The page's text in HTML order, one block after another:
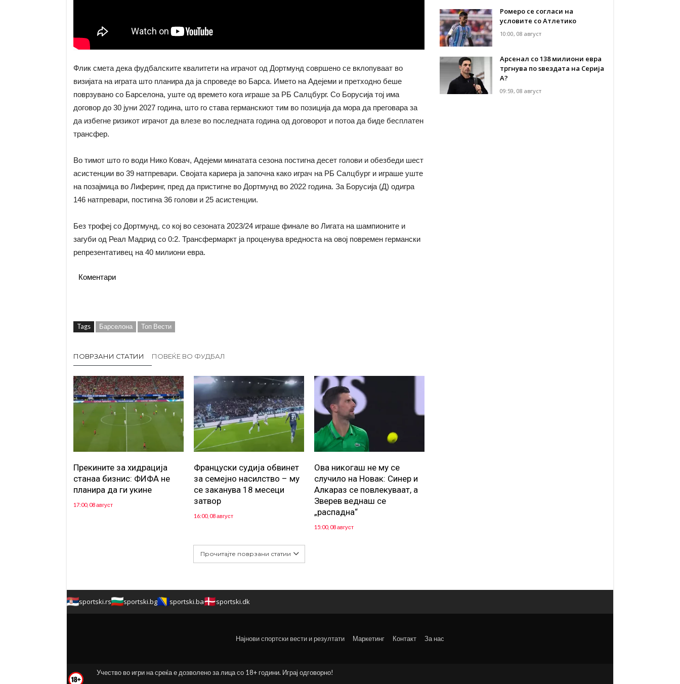
Флик смета дека фудбалските квалитети на играчот од Дортмунд совршено се вклопуваат во
визијата на играта што планира да ја спроведе во Барса. Името на Адејеми и претходно беше
поврзувано со Барселона, уште од времето кога играше за РБ Салцбург. Со Борусија тој има
договор до 30 јуни 2027 година, што го става германскиот тим во позиција да мора да преговара за
да избегне ризикот играчот да влезе во последната година од договорот и потоа да биде бесплатен
трансфер.
Во тимот што го води Нико Ковач, Адејеми минатата сезона постигна десет голови и обезбеди шест
асистенции во 39 натпревари. Својата кариера ја започна како играч на РБ Салцбург и играше уште
на позајмица во Лиферинг, пред да пристигне во Дортмунд во 2022 година. За Борусија (Д) одигра
146 натпревари, постигна 36 голови и 25 асистенции.
Без трофеј со Дортмунд, со кој во сезоната 2023/24 играше финале во Лигата на шампионите и
загуби од Реал Мадрид со 0:2. Трансфермаркт ја проценува вредноста на овој повремен германски
репрезентативец на 40 милиони евра.
Коментари
Tags Барселона Топ Вести
ПОВРЗАНИ СТАТИИ ПОВЕЌЕ ВО ФУДБАЛ
Прекините за хидрација
станаа бизнис: ФИФА не
планира да ги укине
17:00, 08 август
Француски судија обвинет
за семејно насилство – му
се заканува 18 месеци
затвор
16:00, 08 август
Ова никогаш не му се
случило на Новак: Синер и
Алкараз се повлекуваат, а
Зверев веднаш се
„распадна“
15:00, 08 август
Прочитајте поврзани статии
Ромеро се согласи на
условите со Атлетико
10:00, 08 август
Арсенал со 138 милиони евра
тргнува по ѕвездата на Серија
А?
09:59, 08 август
sportski.rs sportski.bg sportski.ba sportski.dk
Најнови спортски вести и резултати Маркетинг Контакт За нас
Учество во игри на среќа е дозволено за лица со 18+ години. Играј одговорно!